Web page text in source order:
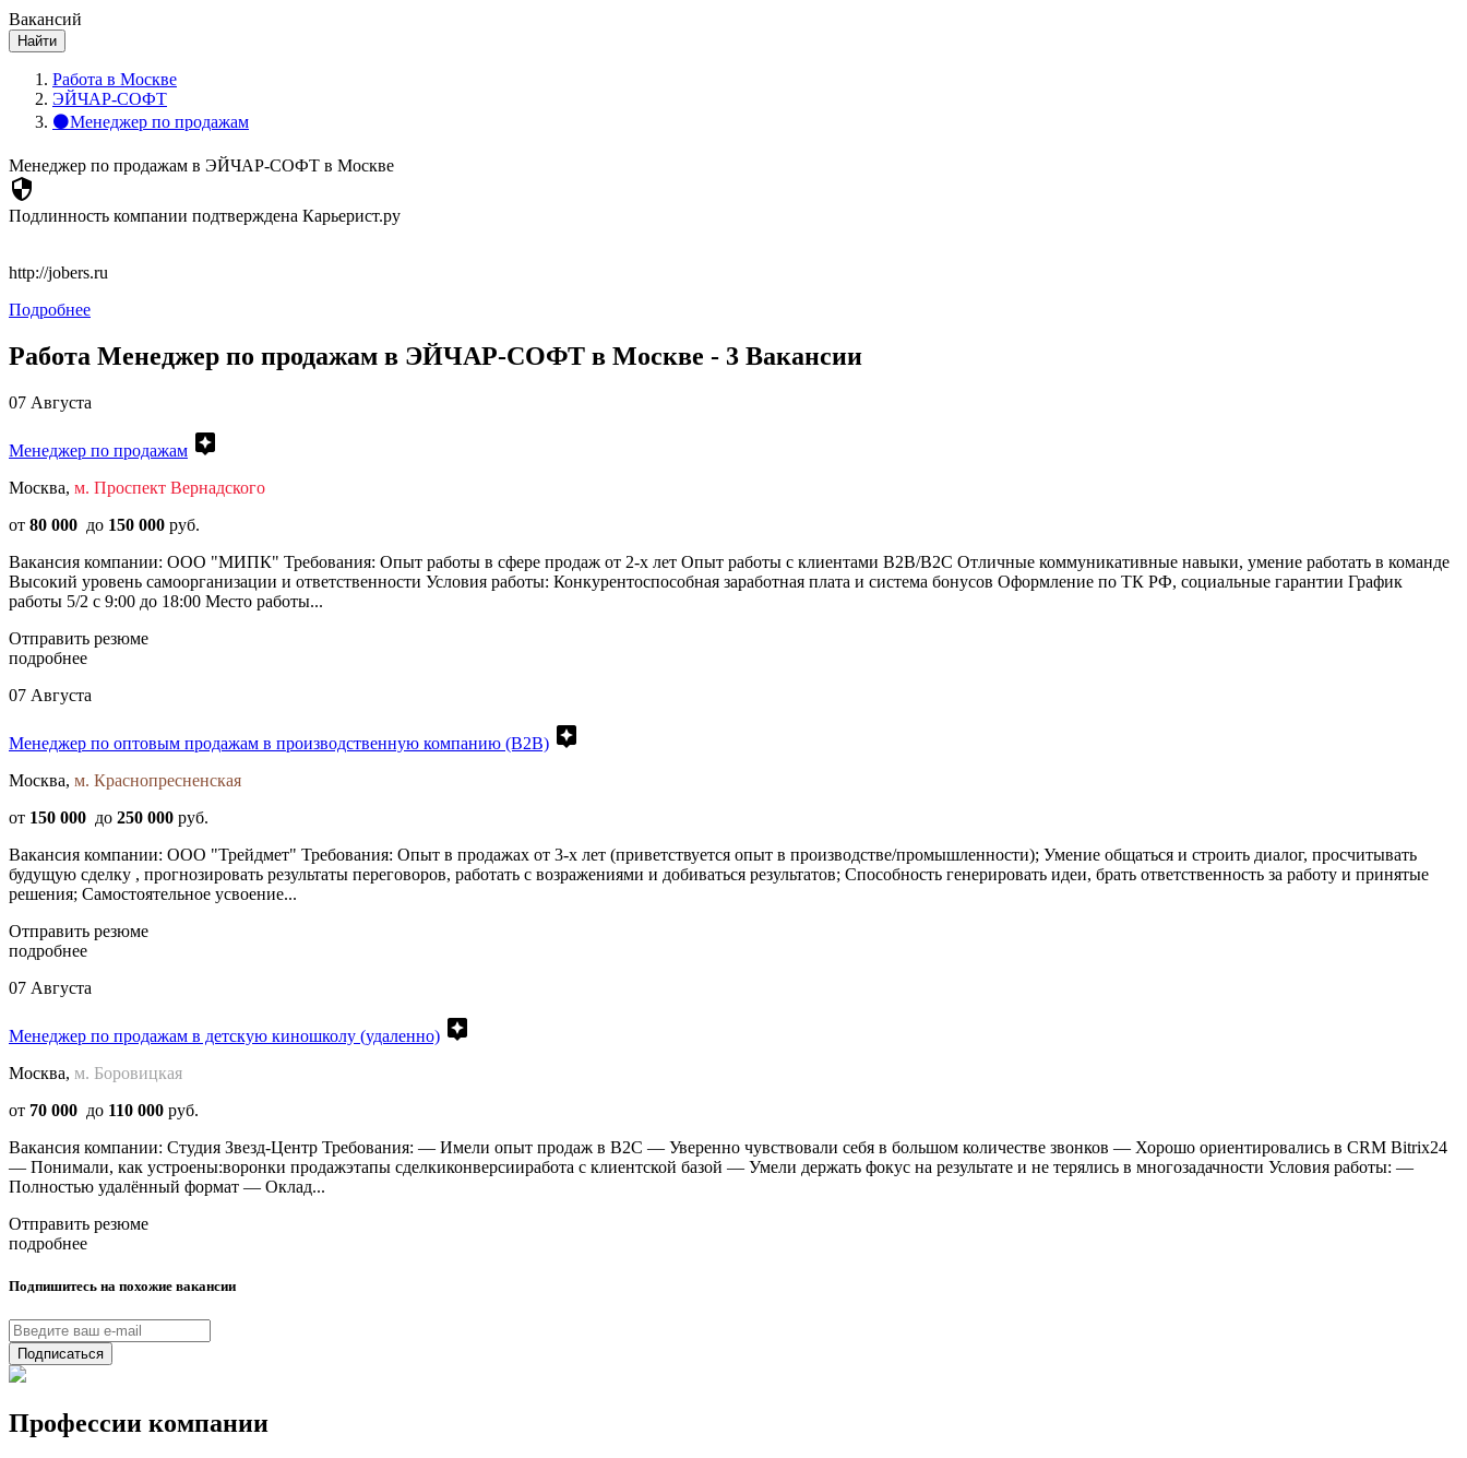
Вакансий
Найти
Работа в Москве
ЭЙЧАР-СОФТ
⚫Менеджер по продажам
Менеджер по продажам в ЭЙЧАР-СОФТ в Москве
security
Подлинность компании подтверждена Карьерист.ру
http://jobers.ru
Подробнее
Работа Менеджер по продажам в ЭЙЧАР-СОФТ в Москве - 3 Вакансии
07 Августа
Менеджер по продажам assistant
Москва, м. Проспект Вернадского
от 80 000 до 150 000 руб.
Вакансия компании: ООО "МИПК" Требования: Опыт работы в сфере продаж от 2-х лет Опыт работы с клиентами B2B/B2C Отличные коммуникативные навыки, умение работать в команде
Высокий уровень самоорганизации и ответственности Условия работы: Конкурентоспособная заработная плата и система бонусов Оформление по ТК РФ, социальные гарантии График
работы 5/2 с 9:00 до 18:00 Место работы...
Отправить резюме
подробнее
07 Августа
Менеджер по оптовым продажам в производственную компанию (В2В) assistant
Москва, м. Краснопресненская
от 150 000 до 250 000 руб.
Вакансия компании: ООО "Трейдмет" Требования: Опыт в продажах от 3-х лет (приветствуется опыт в производстве/промышленности); Умение общаться и строить диалог, просчитывать
будущую сделку , прогнозировать результаты переговоров, работать с возражениями и добиваться результатов; Способность генерировать идеи, брать ответственность за работу и принятые
решения; Самостоятельное усвоение...
Отправить резюме
подробнее
07 Августа
Менеджер по продажам в детскую киношколу (удаленно) assistant
Москва, м. Боровицкая
от 70 000 до 110 000 руб.
Вакансия компании: Студия Звезд-Центр Требования: — Имели опыт продаж в В2С — Уверенно чувствовали себя в большом количестве звонков — Хорошо ориентировались в CRM Bitrix24
— Понимали, как устроены:воронки продажэтапы сделкиконверсииработа с клиентской базой — Умели держать фокус на результате и не терялись в многозадачности Условия работы: —
Полностью удалённый формат — Оклад...
Отправить резюме
подробнее
Подпишитесь на похожие вакансии
Подписаться
Профессии компании